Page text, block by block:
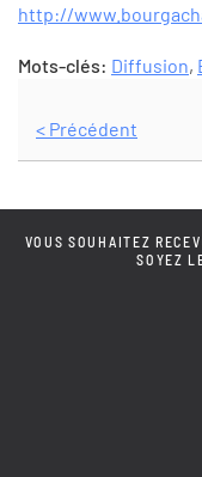
http://
Mots-clés: Diffusion,
< Précédent
VOUS SOUHAITEZ
SOYEZ